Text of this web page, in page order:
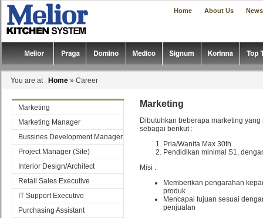
Home About Us
You are at Home » Career
Marketing
Marketing Manager
Bussines Development Manager
Project Manager (Site)
Interior Design/Architect
Retail Sales Executive
IT Support Executive
Purchasing Assistant
Marketing
Dibutuhkan beberapa marketing
sebagai berikut :
Pria/Wanita Max 30th
Pendidikan minimal S1,
Misi :
Memberikan pengarahan
produk
Mencapai tujuan sesuai
penjualan